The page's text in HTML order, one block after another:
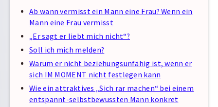
Ab wann vermisst ein Mann eine Frau? Wenn ein
Mann eine Frau vermisst
„Er sagt er liebt mich nicht“?
Soll ich mich melden?
Warum er nicht beziehungsunfähig ist, wenn er
sich IM MOMENT nicht festlegen kann
Wie ein attraktives „Sich rar machen“ bei einem
entspannt-selbstbewussten Mann konkret